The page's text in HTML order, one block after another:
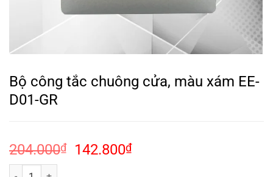
Bộ công tắc chuông cửa, màu xám EE-
D01-GR
204.000₫
Giá
142.800₫Giá
Bộ công tắc chuông cửa, màu xám EE-D01-GR số lượng